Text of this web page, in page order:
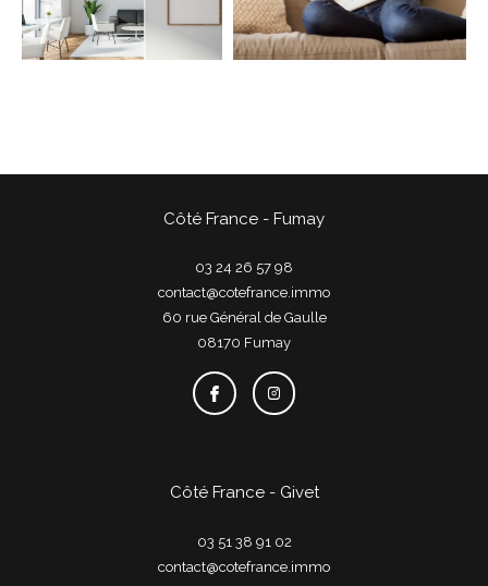
Côté France - Fumay
03 24 26 57 98
contact@cotefrance.immo
60 rue Général de Gaulle
08170
fumay
Côté France - Givet
03 51 38 91 02
contact@cotefrance.immo
COUPS DE COEUR
EXCLUSIVITÉS NOUVEAUTÉS